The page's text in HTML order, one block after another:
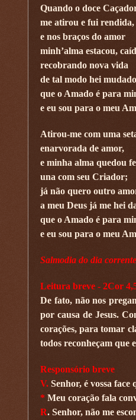
Quando o doce
me atirou e fui rendida,
e nos braços do amor
minh’alma estacou,
recobrando nova vida
de tal modo hei mudado
que o Amado é para
e eu sou para o meu
Atirou-me com uma
enarvorada de amor,
e minha alma quedou
una com seu Criador;
já não quero outro
a meu Deus já me hei
que o Amado é para
e eu sou para o meu
Salmodia do dia
Leitura breve - 2Cor
De fato, não nos
por causa de Jesus.
corações, para tomar
todos reconheçam que
Responsório breve
V. Senhor, é vossa face
* Meu coração fala
R. Senhor, não me